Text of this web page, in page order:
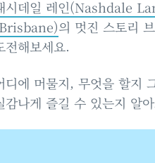
시데일 레인(Nashdale
의 멋진 스토리
전해보세요.
디에 머물지, 무엇을 할지
감나게 즐길 수 있는지 알